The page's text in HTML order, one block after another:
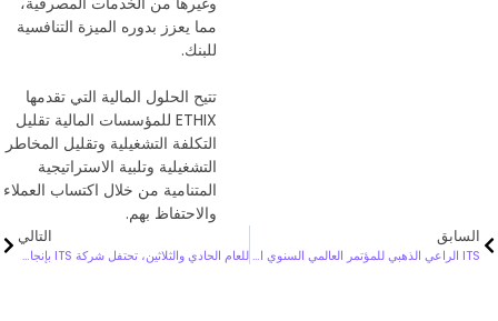
مما يعزز بدوره الميزة التنافسية
للبنك.
تتيح الحلول المالية التي تقدمها
ETHIX للمؤسسات المالية تقليل
التكلفة التشغيلية وتقليل المخاطر
التشغيلية وتلبية الاستراتيجية
المتنامية من خلال اكتساب العملاء
والاحتفاظ بهم.
السابق
ITS الراعي الذهبي للمؤتمر العالمي السنوي الثامن عشر للمصارف الإسلامية
التالي
للعام الحادي والثلاثين، تحتفل شركة ITS بإنجازاتها وأرباحها القياسية لعام 2011